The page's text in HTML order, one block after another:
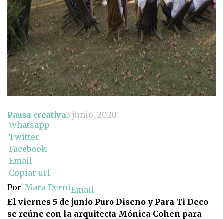
Pausa creativa3 junio, 2020
Whatsapp
Twitter
Facebook
Email
Copiar url
Por Mara DerniEmail
El viernes 5 de junio Puro Diseño y Para Ti Deco
se reúne con la arquitecta Mónica Cohen para